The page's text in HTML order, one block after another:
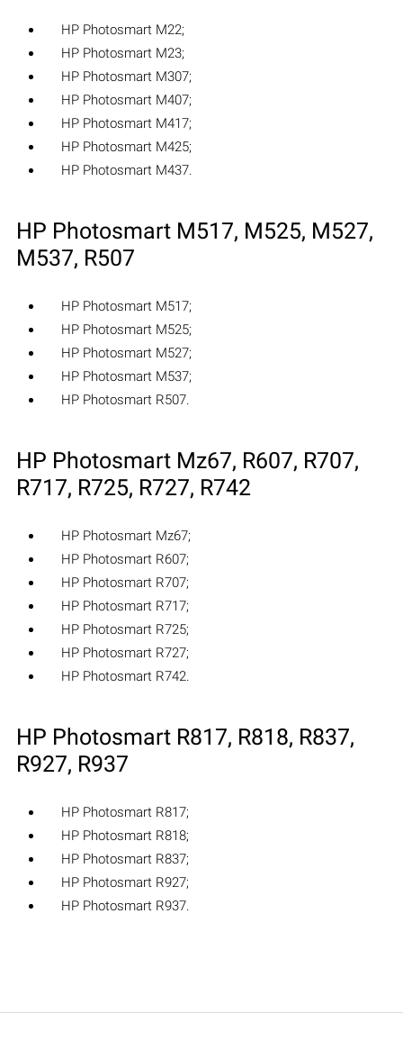
HP Photosmart M22;
HP Photosmart M23;
HP Photosmart M307;
HP Photosmart M407;
HP Photosmart M417;
HP Photosmart M425;
HP Photosmart M437.
HP Photosmart M517, M525, M527,
M537, R507
HP Photosmart M517;
HP Photosmart M525;
HP Photosmart M527;
HP Photosmart M537;
HP Photosmart R507.
HP Photosmart Mz67, R607, R707,
R717, R725, R727, R742
HP Photosmart Mz67;
HP Photosmart R607;
HP Photosmart R707;
HP Photosmart R717;
HP Photosmart R725;
HP Photosmart R727;
HP Photosmart R742.
HP Photosmart R817, R818, R837,
R927, R937
HP Photosmart R817;
HP Photosmart R818;
HP Photosmart R837;
HP Photosmart R927;
HP Photosmart R937.